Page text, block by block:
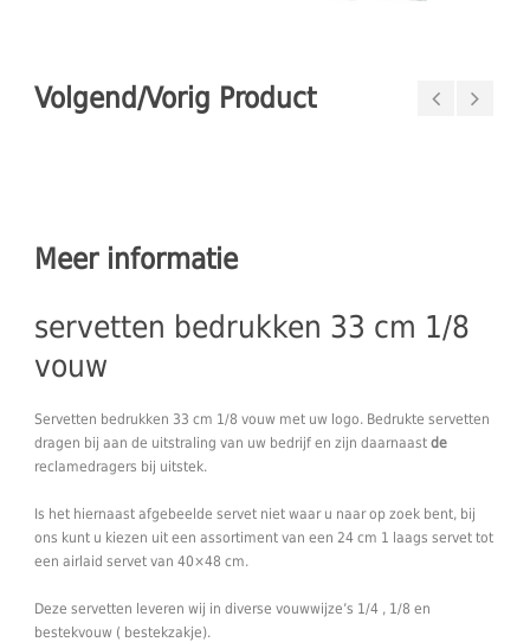
Volgend/Vorig Product
Meer informatie
servetten bedrukken 33 cm 1/8
vouw
Servetten bedrukken 33 cm 1/8 vouw met uw logo. Bedrukte servetten
dragen bij aan de uitstraling van uw bedrijf en zijn daarnaast de
reclamedragers bij uitstek.
Is het hiernaast afgebeelde servet niet waar u naar op zoek bent, bij
ons kunt u kiezen uit een assortiment van een 24 cm 1 laags servet tot
een airlaid servet van 40×48 cm.
Deze servetten leveren wij in diverse vouwwijze’s 1/4 , 1/8 en
bestekvouw ( bestekzakje).